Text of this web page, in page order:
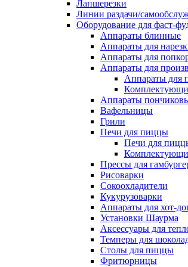
Лапшерезки
Линии раздачи/
Оборудование для фаст-
Аппараты блинные
Аппараты для
Аппараты для
Аппараты для
Аппараты для
Аппараты
Вафельницы
Грили
Печи для пиццы
Печи для
Прессы для
Рисоварки
Сокоохладители
Кукурузоварки
Аппараты для хот-
Установки Шаурма
Аксессуары для
Темперы для
Столы для пиццы
Фритюрницы